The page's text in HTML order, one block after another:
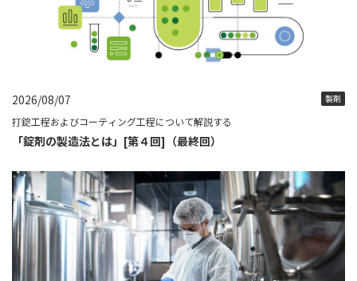
2026/08/07 製剤
打錠工程およびコーティング工程について解説する
「錠剤の製造法とは」[第４回]（最終回）